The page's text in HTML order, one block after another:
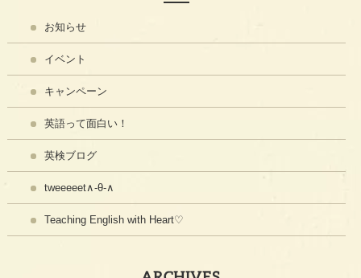
お知らせ
イベント
キャンペーン
英語って面白い！
英検ブログ
tweeeeet∧-θ-∧
Teaching English with Heart♡